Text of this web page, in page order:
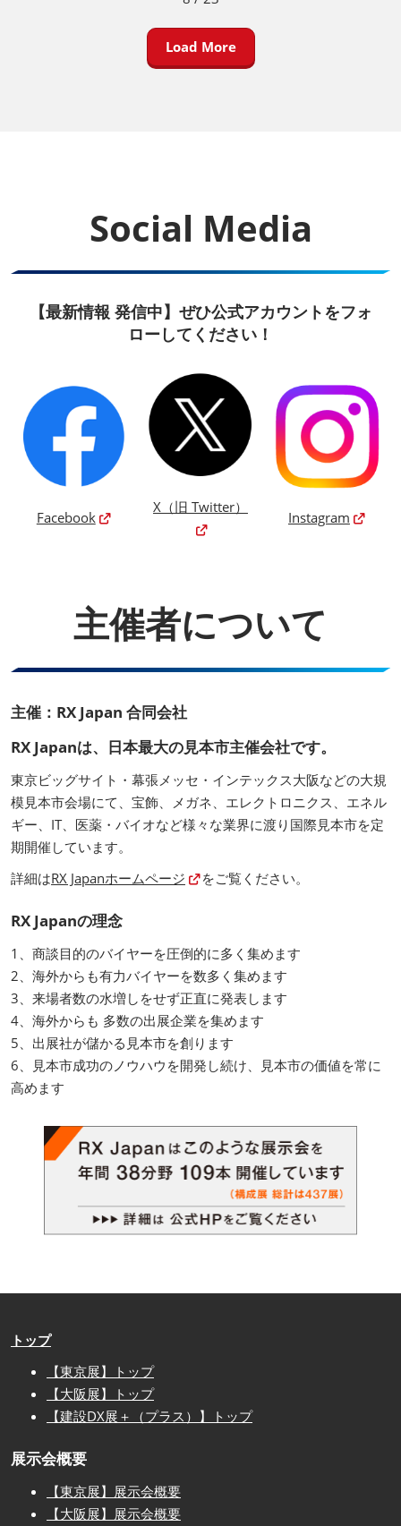
Load More
Social Media
【最新情報 発信中】ぜひ公式アカウントをフォ
ローしてください！
Facebook
X（旧 Twitter）
Instagram
主催者について
主催：RX Japan 合同会社
RX Japanは、日本最大の見本市主催会社です。
東京ビッグサイト・幕張メッセ・インテックス大阪などの大規
模見本市会場にて、宝飾、メガネ、エレクトロニクス、エネル
ギー、IT、医薬・バイオなど様々な業界に渡り国際見本市を定
期開催しています。
詳細はRX Japanホームページ をご覧ください。
RX Japanの理念
1、商談目的のバイヤーを圧倒的に多く集めます
2、海外からも有力バイヤーを数多く集めます
3、来場者数の水増しをせず正直に発表します
4、海外からも 多数の出展企業を集めます
5、出展社が儲かる見本市を創ります
6、見本市成功のノウハウを開発し続け、見本市の価値を常に
高めます
トップ
【東京展】トップ
【大阪展】トップ
【建設DX展＋（プラス）】トップ
展示会概要
【東京展】展示会概要
【大阪展】展示会概要